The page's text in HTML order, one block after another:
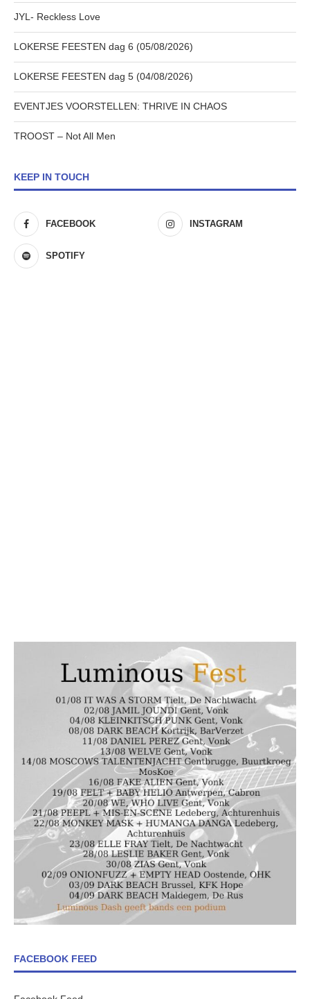
JYL- Reckless Love
LOKERSE FEESTEN dag 6 (05/08/2026)
LOKERSE FEESTEN dag 5 (04/08/2026)
EVENTJES VOORSTELLEN: THRIVE IN CHAOS
TROOST – Not All Men
KEEP IN TOUCH
FACEBOOK INSTAGRAM
SPOTIFY
FACEBOOK FEED